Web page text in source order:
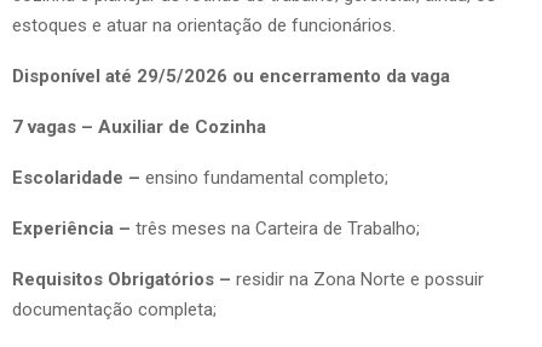
estoques e atuar na orientação de funcionários.
Disponível até 29/5/2026 ou encerramento da vaga
7 vagas – Auxiliar de Cozinha
Escolaridade – ensino fundamental completo;
Experiência – três meses na Carteira de Trabalho;
Requisitos Obrigatórios – residir na Zona Norte e possuir
documentação completa;